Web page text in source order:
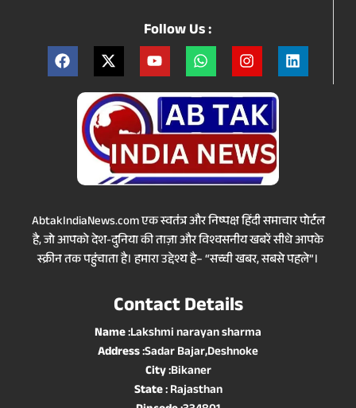
Follow Us :
AbtakIndiaNews.com एक स्वतंत्र और निष्पक्ष हिंदी समाचार पोर्टल
है, जो आपको देश-दुनिया की ताज़ा और विश्वसनीय खबरें सीधे आपके
स्क्रीन तक पहुंचाता है। हमारा उद्देश्य है– “सच्ची खबर, सबसे पहले”।
Contact Details
Name:Lakshmi narayan sharma
Address:Sadar Bajar,Deshnoke
City:Bikaner
State: Rajasthan